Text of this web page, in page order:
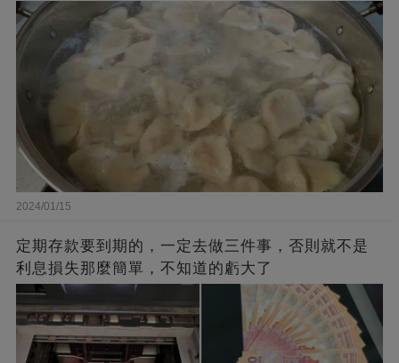
2024/01/15
定期存款要到期的，一定去做三件事，否則就不是
利息損失那麼簡單，不知道的虧大了